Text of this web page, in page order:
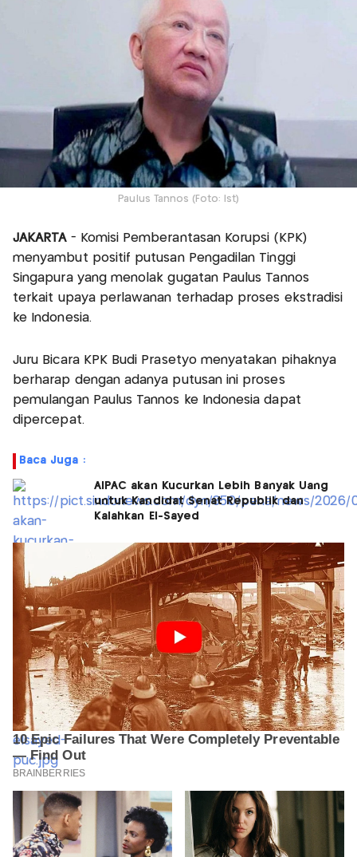
Paulus Tannos (Foto: Ist)
JAKARTA - Komisi Pemberantasan Korupsi (KPK)
menyambut positif putusan Pengadilan Tinggi
Singapura yang menolak gugatan Paulus Tannos
terkait upaya perlawanan terhadap proses ekstradisi
ke Indonesia.
Juru Bicara KPK Budi Prasetyo menyatakan pihaknya
berharap dengan adanya putusan ini proses
pemulangan Paulus Tannos ke Indonesia dapat
dipercepat.
Baca Juga :
AIPAC akan Kucurkan Lebih Banyak Uang
untuk Kandidat Senat Republik dan
Kalahkan El-Sayed